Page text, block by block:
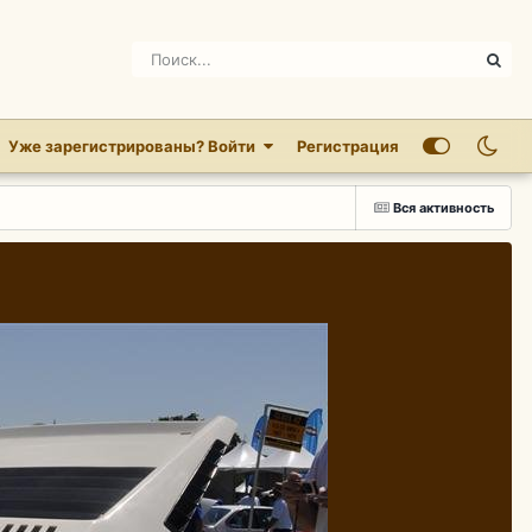
Уже зарегистрированы? Войти Регистрация
Вся активность